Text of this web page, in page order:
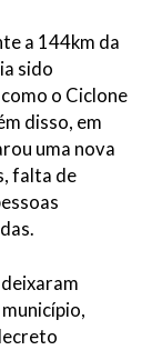
a 144km da
sido
o Ciclone
disso, em
uma nova
falta de